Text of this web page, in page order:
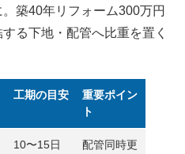
。築40年リフォーム300万円
る下地・配管へ比重を置く
工期の目安
重要ポイン
ト
10〜15日
配管同時更